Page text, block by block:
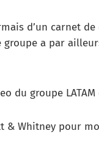
d’un carnet de
a par
du groupe
& Whitney pour